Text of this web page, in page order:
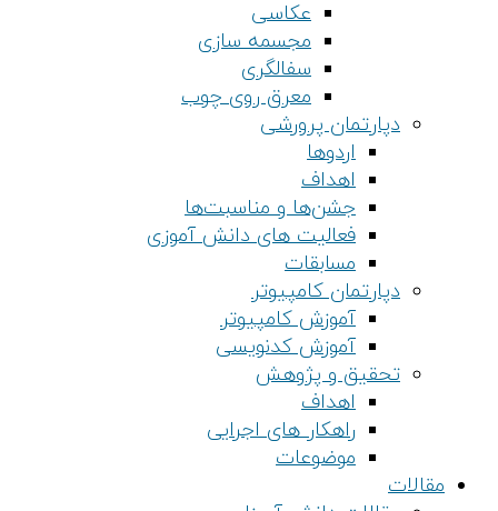
عکاسی
مجسمه سازی
سفالگری
معرق روی چوب
دپارتمان پرورشی
اردوها
اهداف
جشن‌ها و مناسبت‌ها
فعالیت های دانش آموزی
مسابقات
دپارتمان کامپیوتر
آموزش کامپیوتر
آموزش کدنویسی
تحقیق و پژوهش
اهداف
راهکار های اجرایی
موضوعات
مقالات